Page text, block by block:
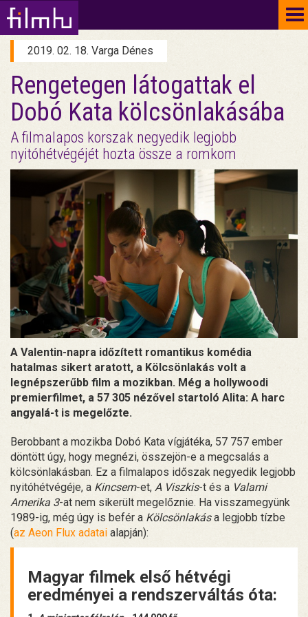
2019. 02. 18. Varga Dénes
Rengetegen látogattak el
Dobó Kata kölcsönlakásába
A filmalapos korszak negyedik legjobb
nyitóhétvégéjét hozta össze a romkom
A Valentin-napra időzített romantikus komédia
hatalmas sikert aratott, a Kölcsönlakás volt a
legnépszerűbb film a mozikban. Még a hollywoodi
premierfilmet, a 57 305 nézővel startoló Alita: A harc
angyalá-t is megelőzte.
Berobbant a mozikba Dobó Kata vígjátéka, 57 757 ember
döntött úgy, hogy megnézi, összejön-e a megcsalás a
kölcsönlakásban. Ez a filmalapos időszak negyedik legjobb
nyitóhétvégéje, a Kincsem-et, A Viszkis-t és a Valami
Amerika 3-at nem sikerült megelőznie. Ha visszamegyünk
1989-ig, még úgy is befér a Kölcsönlakása legjobb tízbe
(az Aeon Flux adatai alapján):
Magyar filmek első hétvégi
eredményei a rendszerváltás óta: